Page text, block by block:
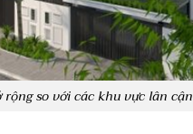
so với các khu vực lân cận